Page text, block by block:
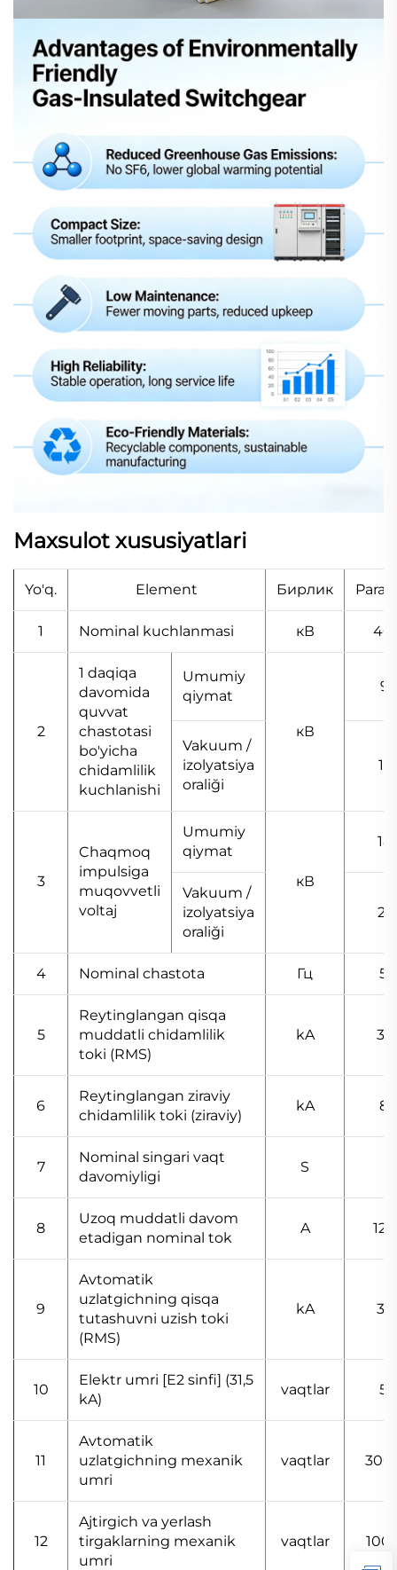
Maxsulot xususiyatlari
Yo'q. Element Бирлик
1 Nominal kuchlanmasi кВ
2
1 daqiqa
davomida
quvvat
chastotasi
bo'yicha
chidamlilik
kuchlanishi
Umumiy
qiymat
кВ
95
Vakuum /
izolyatsiya
oraliği
118
3
Chaqmoq
impulsiga
muqovvetli
voltaj
Umumiy
qiymat
кВ
Vakuum /
izolyatsiya
oraliği
4 Nominal chastota Гц 50
5
Reytinglangan qisqa
muddatli chidamlilik
toki (RMS)
kA
6
Reytinglangan ziraviy
chidamlilik toki (ziraviy)
kA 80
7
Nominal singari vaqt
davomiyligi
S
8
Uzoq muddatli davom
etadigan nominal tok
A
9
Avtomatik
uzlatgichning qisqa
tutashuvni uzish toki
(RMS)
kA
10
Elektr umri [E2 sinfi] (31,5
kA)
vaqtlar 50
11
Avtomatik
uzlatgichning mexanik
umri
vaqtlar
12
Ajtirgich va yerlash
tirgaklarning mexanik
umri
vaqtlar